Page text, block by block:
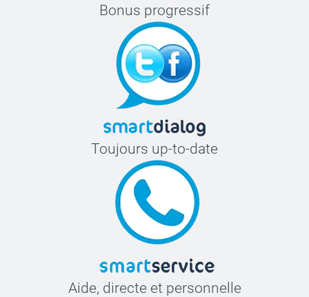
Bonus progressif
Toujours up-to-date
Aide, directe et personnelle